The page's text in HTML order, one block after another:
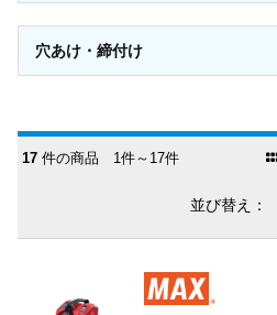
穴あけ・締付け
17 件の商品 1件～17件
並び替え：